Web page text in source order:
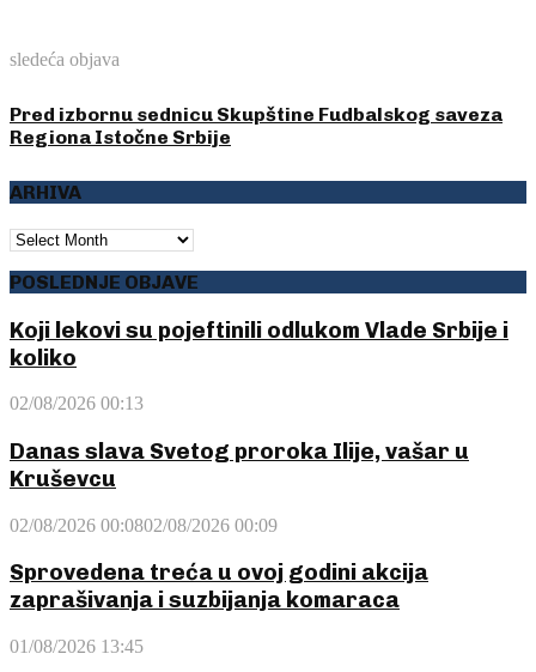
sledeća objava
Pred izbornu sednicu Skupštine Fudbalskog saveza
Regiona Istočne Srbije
ARHIVA
ARHIVA
POSLEDNJE OBJAVE
Koji lekovi su pojeftinili odlukom Vlade Srbije i
koliko
02/08/2026 00:13
Danas slava Svetog proroka Ilije, vašar u
Kruševcu
02/08/2026 00:0802/08/2026 00:09
Sprovedena treća u ovoj godini akcija
zaprašivanja i suzbijanja komaraca
01/08/2026 13:45